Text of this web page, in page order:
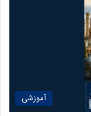
آموزشی